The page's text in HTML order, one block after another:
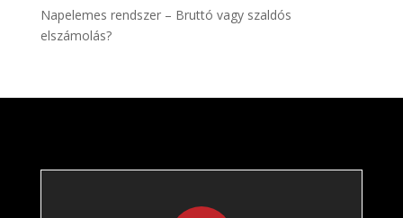
Napelemes rendszer – Bruttó vagy szaldós
elszámolás?